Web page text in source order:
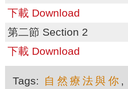
下載 Download
第二節 Section 2
下載 Download
Tags: 自然療法與你